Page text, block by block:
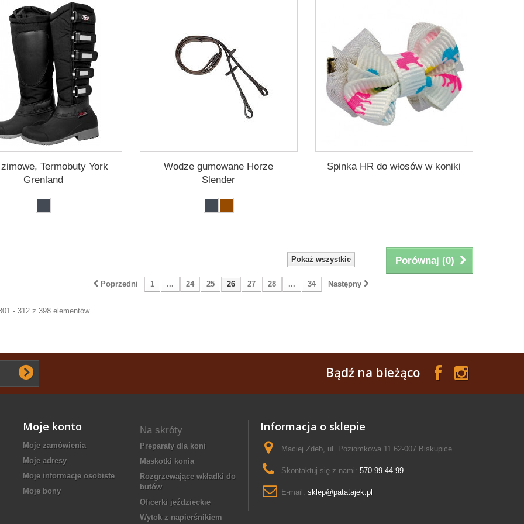
Termobuty York
Grenland
Wodze gumowane Horze
Slender
Spinka HR do włosów w koniki
Porównaj (0)
Pokaż wszystkie
Poprzedni 1 ... 24 25 26 27 28 ... 34 Następny
- 312 z 398 elementów
Bądź na bieżąco
Moje konto
Moje zamówienia
Moje adresy
Moje informacje osobiste
Moje bony
Na skróty
preparaty dla koni
Maskotki konia
rozgrzewające wkładki do
butów
oficerki jeździeckie
wytok z napierśnikiem
Informacja o sklepie
Maciej Zdeb, ul. Poziomkowa 11 62-007 Biskupice
Skontaktuj się z nami: 570 99 44 99
E-mail: sklep@patatajek.pl